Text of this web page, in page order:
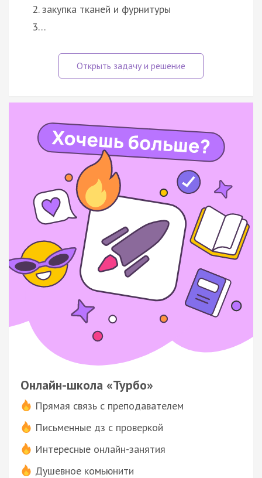
2. закупка тканей и фурнитуры
3…
Онлайн-школа «Турбо»
Прямая связь с преподавателем
Письменные дз с проверкой
Интересные онлайн-занятия
Душевное комьюнити